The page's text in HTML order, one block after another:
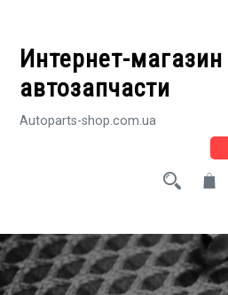
содержимому
Интернет-магазин
автозапчасти
Autoparts-shop.com.ua